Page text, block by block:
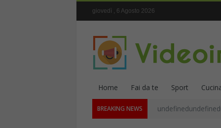
giovedì , 6 Agosto 2026
Home Fai da te Sport
BREAKING NEWS